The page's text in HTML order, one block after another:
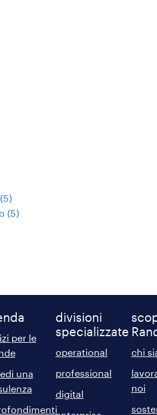
(5)
(5)
per le
una
divisioni
specializzate
operational
professional
digital
chi
noi